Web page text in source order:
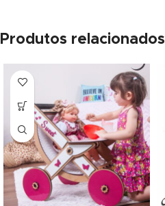
Panel
oku
Panel
Panel
panel
Produtos relacionados